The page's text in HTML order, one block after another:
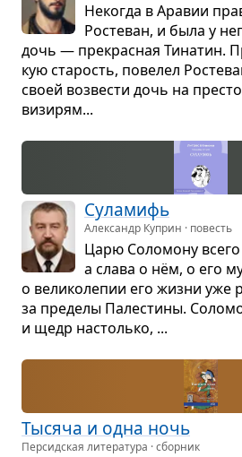
Неко­гда в Ара­вии
Росте­ван, и была у
дочь — пре­крас­ная Тина­тин.
кую ста­рость, пове­лел
своей воз­ве­сти дочь на
визи­рям...
Сула­мифь
Александр Куприн · повесть
Царю Соло­мону всего
а слава о нём, о его
о вели­ко­ле­пии его жизни уже
за пре­делы Пале­стины.
и щедр настолько, ...
Тысяча и одна ночь
Персидская литература · сборник